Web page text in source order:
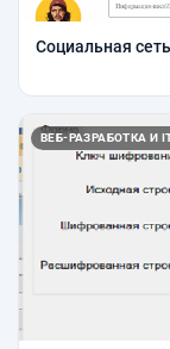
ВЕБ-РАЗРАБОТКА И